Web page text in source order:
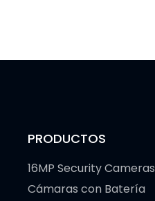
PRODUCTOS
16MP Security Cameras
Cámaras con Batería